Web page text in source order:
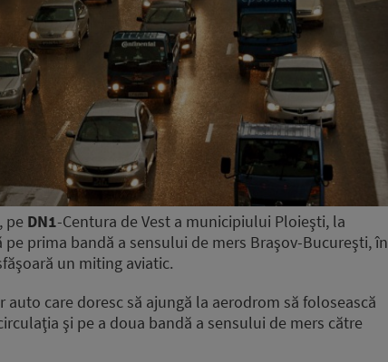
pe DN1-Centura de Vest a municipiului Ploieşti, la
prima bandă a sensului de mers Braşov-Bucureşti, în
un miting aviatic.
care doresc să ajungă la aerodrom să folosească
şi pe a doua bandă a sensului de mers către